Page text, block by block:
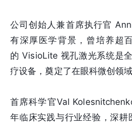
公司创始人兼首席执行官
有深厚医学背景，曾培养超
的 VisioLite 视孔激光系统是
疗设备，奠定了在眼科微创领
首席科学官Val
年临床实践与行业经验，深